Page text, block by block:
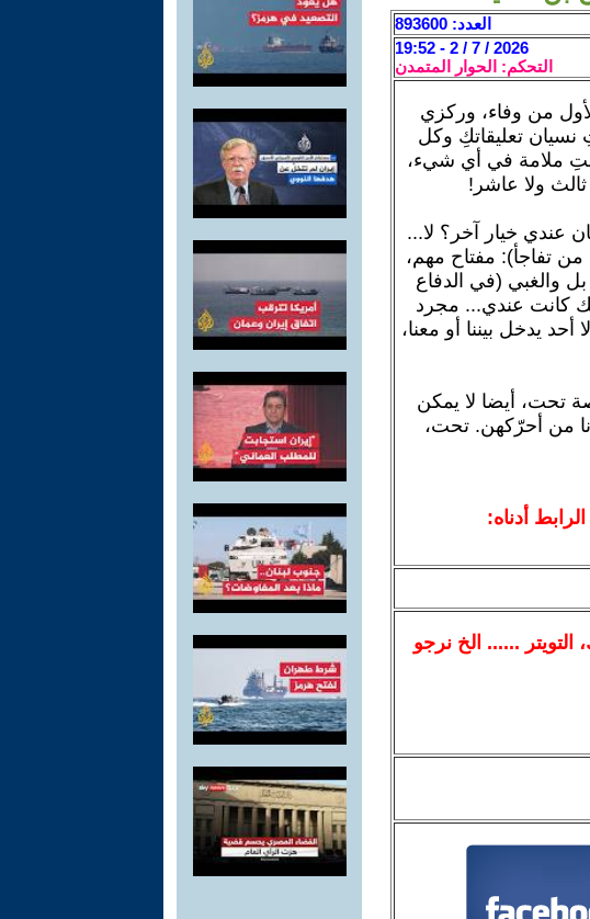
العدد: 893600
2026 / 7 / 2 - 19:52
التحكم: الحوار المتمدن
من وفاء، وركزي
نسيان تعليقاتكِ وكل
ملامة في أي شيء،
ولا عاشر!
عندي خيار آخر؟ لا...
تفاجأ): مفتاح مهم،
والغبي (في الدفاع
كانت عندي... مجرد
يدخل بيننا أو معنا،
تحت، أيضا لا يمكن
من أحرّكهن. تحت،
أدناه:
، التويتر ...... الخ نرجو